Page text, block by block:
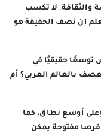
والثقافة. لا تكسب
ان نصف الحقيقة هو
توسعًا حقيقيًا في
بالعالم العربي؟ أم
وعلى أوسع نطاق، كما
فرصا مفتوحة يمكن